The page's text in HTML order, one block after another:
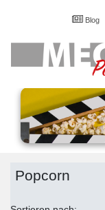
Blog
Popcorn